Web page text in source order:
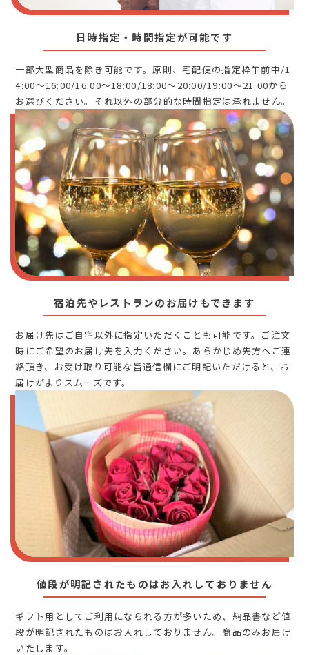
日時指定・時間指定が可能です
一部大型商品を除き可能です。原則、宅配便の指定枠午前中/1
4:00～16:00/16:00～18:00/18:00～20:00/19:00～21:00から
お選びください。それ以外の部分的な時間指定は承れません。
宿泊先やレストランのお届けもできます
お届け先はご自宅以外に指定いただくことも可能です。ご注文
時にご希望のお届け先を入力ください。あらかじめ先方へご連
絡頂き、お受け取り可能な旨通信欄にご明記いただけると、お
届けがよりスムーズです。
値段が明記されたものはお入れしておりません
ギフト用としてご利用になられる方が多いため、納品書など値
段が明記されたものはお入れしておりません。商品のみお届け
いたします。